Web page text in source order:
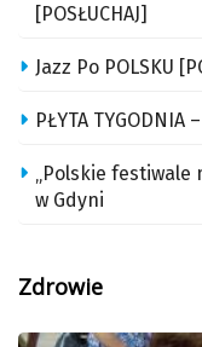
[POSŁUCHAJ]
Jazz Po POLSKU
PŁYTA TYGODNIA
„Polskie
w Gdyni
Zdrowie